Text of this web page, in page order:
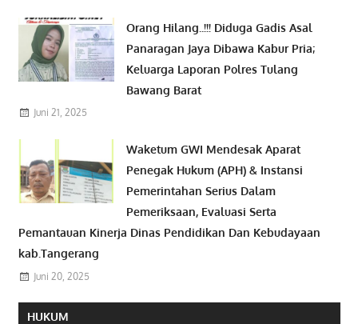
Orang Hilang..!!! Diduga Gadis Asal
Panaragan Jaya Dibawa Kabur Pria;
Keluarga Laporan Polres Tulang
Bawang Barat
Juni 21, 2025
Waketum GWI Mendesak Aparat
Penegak Hukum (APH) & Instansi
Pemerintahan Serius Dalam
Pemeriksaan, Evaluasi Serta
Pemantauan Kinerja Dinas Pendidikan Dan Kebudayaan
kab.Tangerang
Juni 20, 2025
HUKUM